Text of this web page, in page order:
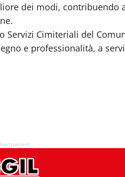
dei modi, contribuendo
Servizi Cimiteriali del
e professionalità, a